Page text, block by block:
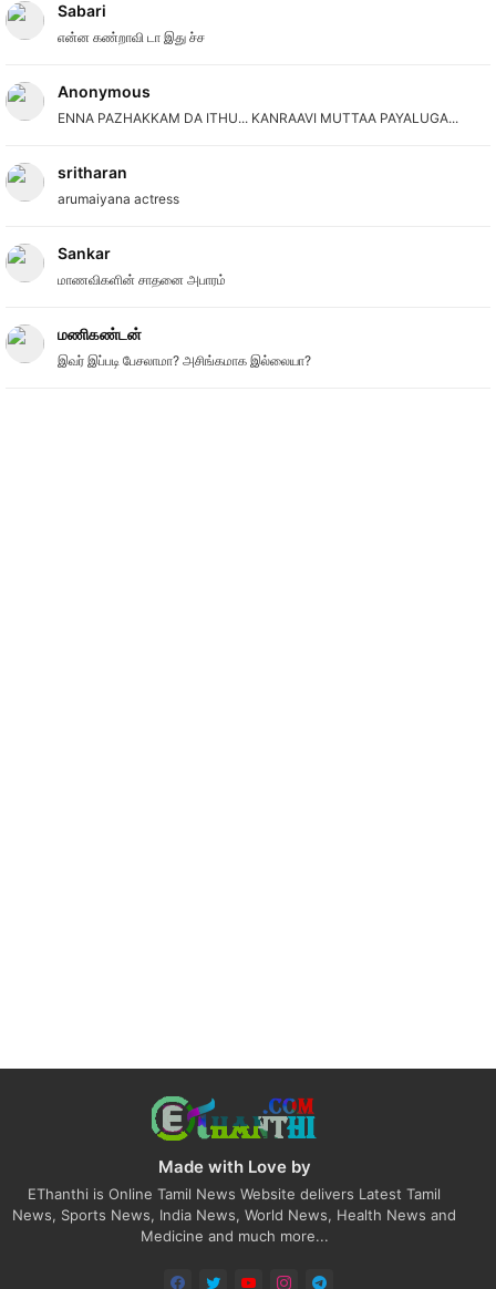
Sabari
என்ன கண்றாவி டா இது ச்ச
Anonymous
ENNA PAZHAKKAM DA ITHU... KANRAAVI MUTTAA PAYALUGA...
sritharan
arumaiyana actress
Sankar
மாணவிகளின் சாதனை அபாரம்
மணிகண்டன்
இவர் இப்படி பேசலாமா? அசிங்கமாக இல்லையா?
Made with Love by
EThanthi is Online Tamil News Website delivers Latest Tamil
News, Sports News, India News, World News, Health News and
Medicine and much more...